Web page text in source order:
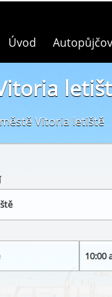
Úvod
Vitoria letiště